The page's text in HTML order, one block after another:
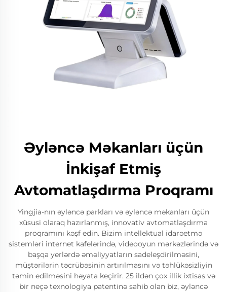
Əyləncə Məkanları üçün
İnkişaf Etmiş
Avtomatlaşdırma Proqramı
Yingjia-nın əyləncə parkları və əyləncə məkanları üçün
xüsusi olaraq hazırlanmış, innovativ avtomatlaşdırma
proqramını kəşf edin. Bizim intellektual idarəetmə
sistemləri internet kafelərində, videooyun mərkəzlərində və
başqa yerlərdə əməliyyatların sadeleşdirilməsini,
müştərilərin təcrübəsinin artırılmasını və təhlükəsizliyin
təmin edilməsini həyata keçirir. 25 ildən çox illik ixtisas və
bir neçə texnologiya patentinə sahib olan biz, əyləncə